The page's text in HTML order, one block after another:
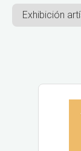
Exhibición